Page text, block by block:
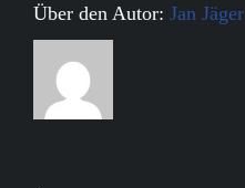
Über den Autor: Jan Jäger